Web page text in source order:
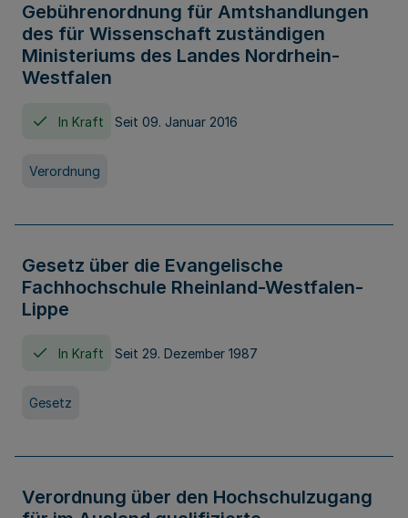
Gebührenordnung für Amtshandlungen
des für Wissenschaft zuständigen
Ministeriums des Landes Nordrhein-
Westfalen
In Kraft Seit 09. Januar 2016
Verordnung
Gesetz über die Evangelische
Fachhochschule Rheinland-Westfalen-
Lippe
In Kraft Seit 29. Dezember 1987
Gesetz
Verordnung über den Hochschulzugang